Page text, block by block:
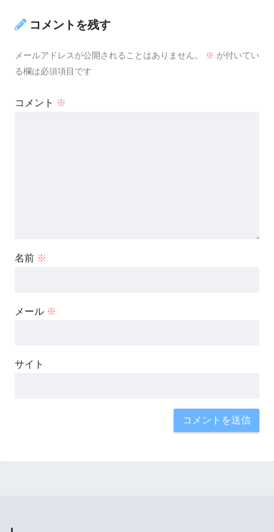
コメントを残す
メールアドレスが公開されることはありません。 ※ が付いてい
る欄は必須項目です
コメント ※
名前 ※
メール ※
サイト